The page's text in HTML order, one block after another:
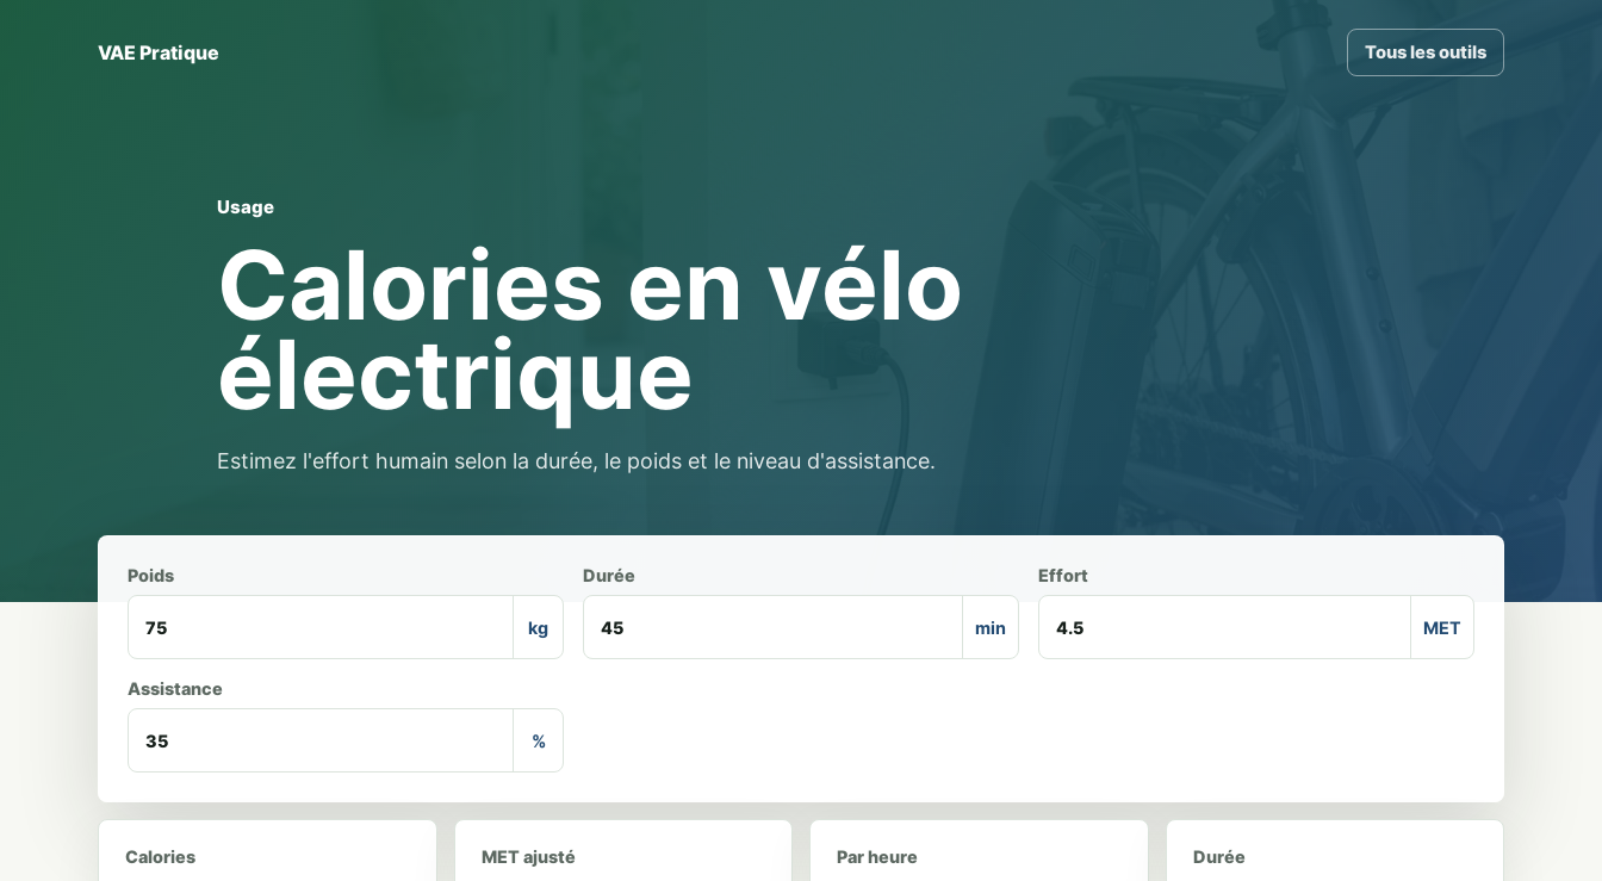
VAE Pratique Tous les outils
Usage
Calories en vélo
électrique
Estimez l'effort humain selon la durée, le poids et le niveau d'assistance.
Poids
kg
Durée
min
Effort
MET
Assistance
%
Calories MET ajusté Par heure Durée